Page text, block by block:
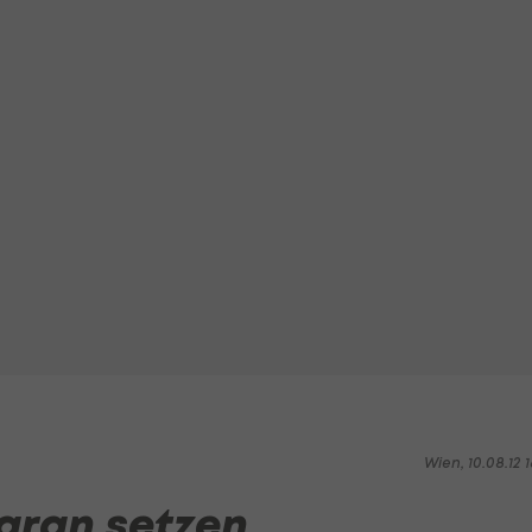
Wien, 10.08.12